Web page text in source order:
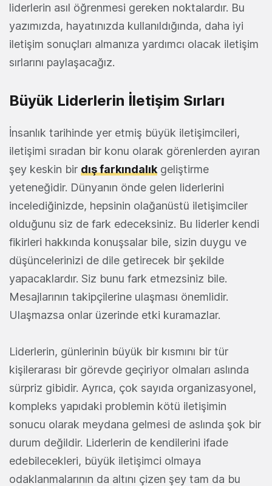
liderlerin asıl öğrenmesi gereken noktalardır. Bu
yazımızda, hayatınızda kullanıldığında, daha iyi
iletişim sonuçları almanıza yardımcı olacak iletişim
sırlarını paylaşacağız.
Büyük Liderlerin İletişim Sırları
İnsanlık tarihinde yer etmiş büyük iletişimcileri,
iletişimi sıradan bir konu olarak görenlerden ayıran
şey keskin bir dış farkındalık geliştirme
yeteneğidir. Dünyanın önde gelen liderlerini
incelediğinizde, hepsinin olağanüstü iletişimciler
olduğunu siz de fark edeceksiniz. Bu liderler kendi
fikirleri hakkında konuşsalar bile, sizin duygu ve
düşüncelerinizi de dile getirecek bir şekilde
yapacaklardır. Siz bunu fark etmezsiniz bile.
Mesajlarının takipçilerine ulaşması önemlidir.
Ulaşmazsa onlar üzerinde etki kuramazlar.
Liderlerin, günlerinin büyük bir kısmını bir tür
kişilerarası bir görevde geçiriyor olmaları aslında
sürpriz gibidir. Ayrıca, çok sayıda organizasyonel,
kompleks yapıdaki problemin kötü iletişimin
sonucu olarak meydana gelmesi de aslında şok bir
durum değildir. Liderlerin de kendilerini ifade
edebilecekleri, büyük iletişimci olmaya
odaklanmalarının da altını çizen şey tam da bu